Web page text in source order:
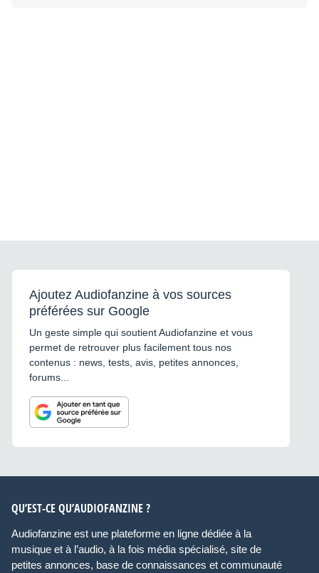
Ajoutez Audiofanzine à vos sources
préférées sur Google
Un geste simple qui soutient Audiofanzine et vous
permet de retrouver plus facilement tous nos
contenus : news, tests, avis, petites annonces,
forums...
QU’EST-CE QU’AUDIOFANZINE ?
Audiofanzine est une plateforme en ligne dédiée à la
musique et à l’audio, à la fois média spécialisé, site de
petites annonces, base de connaissances et communauté